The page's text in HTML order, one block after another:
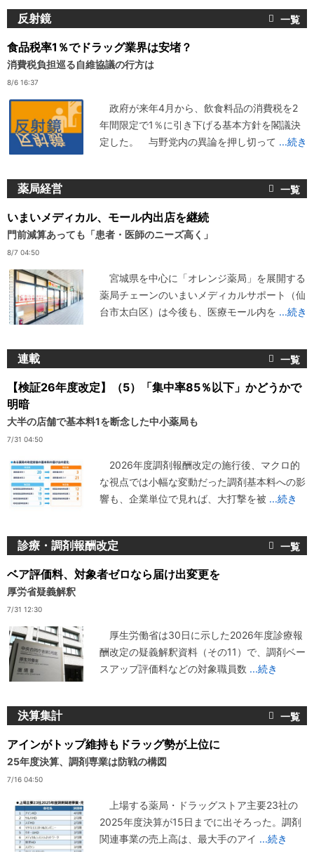
反射鏡
食品税率1％でドラッグ業界は安堵？
消費税負担巡る自維協議の行方は
8/6 16:37
政府が来年4月から、飲食料品の消費税を2
年間限定で1％に引き下げる基本方針を閣議決
定した。 与野党内の異論を押し切って ...続き
薬局経営
いまいメディカル、モール内出店を継続
門前減算あっても「患者・医師のニーズ高く」
8/7 04:50
宮城県を中心に「オレンジ薬局」を展開する
薬局チェーンのいまいメディカルサポート（仙
台市太白区）は今後も、医療モール内を ...続き
連載
【検証26年度改定】（5）「集中率85％以下」かどうかで
明暗
大半の店舗で基本料1を断念した中小薬局も
7/31 04:50
2026年度調剤報酬改定の施行後、マクロ的
な視点では小幅な変動だった調剤基本料への影
響も、企業単位で見れば、大打撃を被 ...続き
診療・調剤報酬改定
ベア評価料、対象者ゼロなら届け出変更を
厚労省疑義解釈
7/31 12:30
厚生労働省は30日に示した2026年度診療報
酬改定の疑義解釈資料（その11）で、調剤ベー
スアップ評価料などの対象職員数 ...続き
決算集計
アインがトップ維持もドラッグ勢が上位に
25年度決算、調剤専業は防戦の構図
7/16 04:50
上場する薬局・ドラッグストア主要23社の
2025年度決算が15日までに出そろった。調剤
関連事業の売上高は、最大手のアイ ...続き